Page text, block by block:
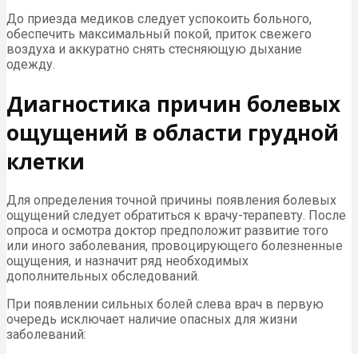
До приезда медиков следует успокоить больного,
обеспечить максимальный покой, приток свежего
воздуха и аккуратно снять стесняющую дыхание
одежду.
Диагностика причин болевых
ощущений в области грудной
клетки
Для определения точной причины появления болевых
ощущений следует обратиться к врачу-терапевту. После
опроса и осмотра доктор предположит развитие того
или иного заболевания, провоцирующего болезненные
ощущения, и назначит ряд необходимых
дополнительных обследований.
При появлении сильных болей слева врач в первую
очередь исключает наличие опасных для жизни
заболеваний: